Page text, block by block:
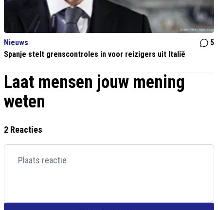
Nieuws
5
Spanje stelt grenscontroles in voor reizigers uit Italië
Laat mensen jouw mening
weten
2 Reacties